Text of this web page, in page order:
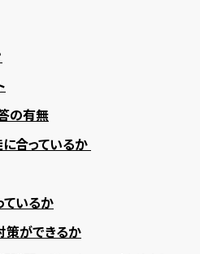
の有無
合っているか
いるか
策ができるか